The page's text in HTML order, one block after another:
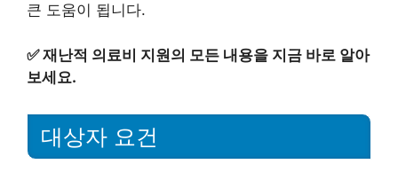
큰 도움이 됩니다.
✅재난적 의료비 지원의 모든 내용을 지금 바로 알아
보세요.
대상자 요건